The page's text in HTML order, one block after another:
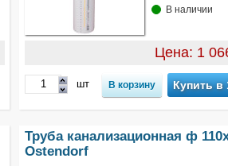
В наличии
Цена: 1
шт Купить в
Труба канализационная ф
Ostendorf